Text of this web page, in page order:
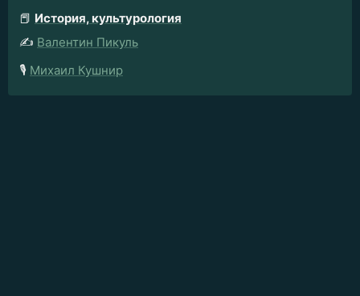
📕 История, культурология
✍️ Валентин Пикуль
🎙️ Михаил Кушнир